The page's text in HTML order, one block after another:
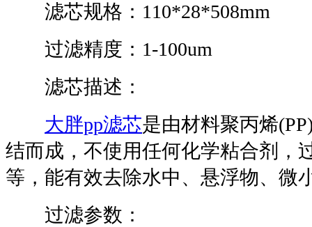
滤芯规格：110*28*508mm
过滤精度：1-100um
滤芯描述：
大胖pp滤芯是由材料聚丙烯
结而成，不使用任何化学粘合剂，
等，能有效去除水中、悬浮物、微
过滤参数：